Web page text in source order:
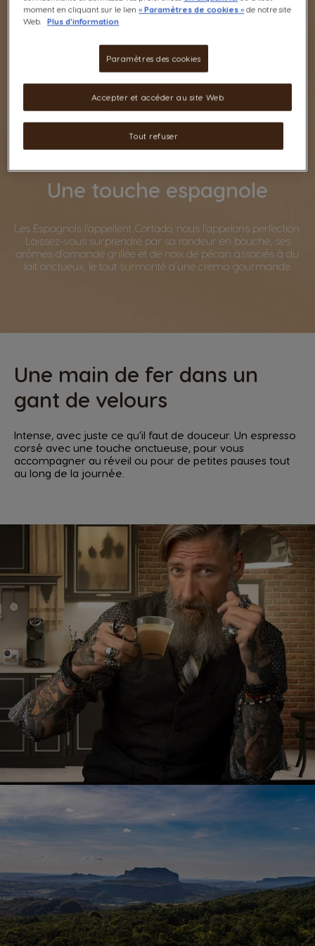
Une touche espagnole
Les Espagnols l’appellent Cortado, nous l’appelons perfection.
Laissez-vous surprendre par sa rondeur en bouche, ses
arômes d’amande grillée et de noix de pécan associés à du
lait onctueux, le tout surmonté d’une crema gourmande.
Une main de fer dans un
gant de velours
Intense, avec juste ce qu’il faut de douceur. Un espresso
corsé avec une touche onctueuse, pour vous
accompagner au réveil ou pour de petites pauses tout
au long de la journée.
moment en cliquant sur le lien« Paramètres de cookies » de notre site
Web.
Plus d'information
Paramètres des cookies
Tout refuser
Accepter et accéder au site Web